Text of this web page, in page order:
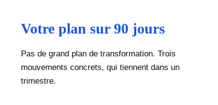
Votre plan sur 90 jours
Pas de grand plan de transformation. Trois
mouvements concrets, qui tiennent dans un
trimestre.